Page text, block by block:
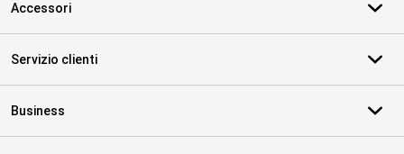
Accessori
Servizio clienti
Business